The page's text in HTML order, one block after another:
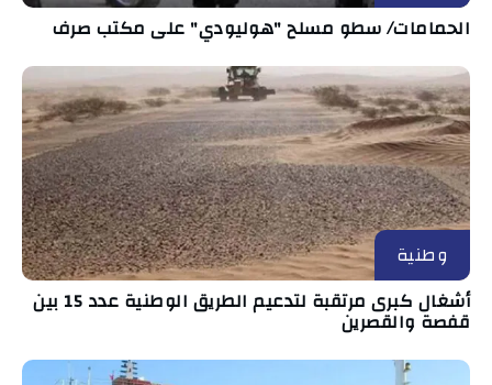
الحمامات/ سطو مسلح "هوليودي" على مكتب صرف
وطنية
أشغال كبرى مرتقبة لتدعيم الطريق الوطنية عدد 15 بين
قفصة والقصرين